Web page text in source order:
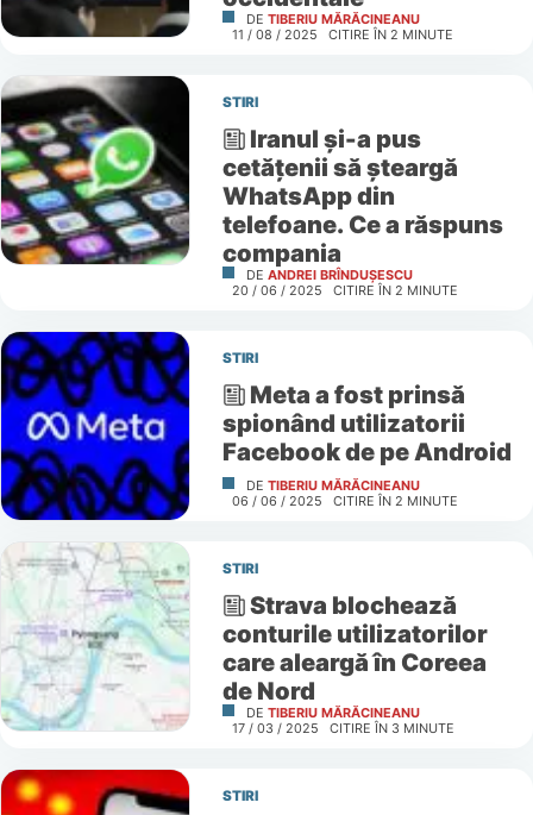
DE TIBERIU MĂRĂCINEANU
11 / 08 / 2025
CITIRE ÎN 2 MINUTE
STIRI
Iranul și-a pus
cetățenii să șteargă
WhatsApp din
telefoane. Ce a răspuns
compania
DE ANDREI BRÎNDUȘESCU
20 / 06 / 2025
CITIRE ÎN 2 MINUTE
STIRI
Meta a fost prinsă
spionând utilizatorii
Facebook de pe Android
DE TIBERIU MĂRĂCINEANU
06 / 06 / 2025
CITIRE ÎN 2 MINUTE
STIRI
Strava blochează
conturile utilizatorilor
care aleargă în Coreea
de Nord
DE TIBERIU MĂRĂCINEANU
17 / 03 / 2025
CITIRE ÎN 3 MINUTE
STIRI